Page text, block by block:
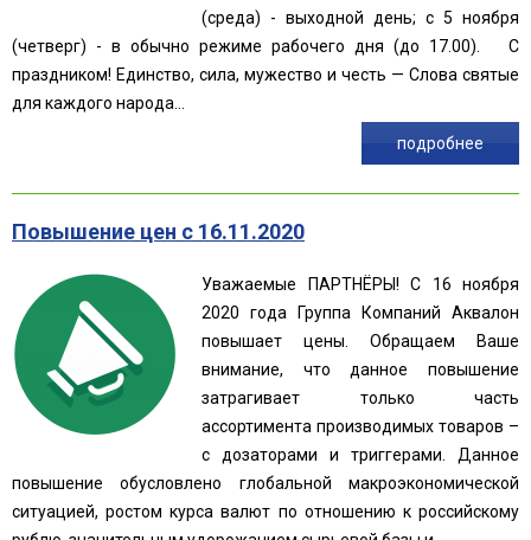
(среда) - выходной день; с 5 ноября
(четверг) - в обычно режиме рабочего дня (до 17.00). С
праздником! Единство, сила, мужество и честь — Слова святые
для каждого народа...
подробнее
Повышение цен с 16.11.2020
Уважаемые ПАРТНЁРЫ! С 16 ноября
2020 года Группа Компаний Аквалон
повышает цены. Обращаем Ваше
внимание, что данное повышение
затрагивает только часть
ассортимента производимых товаров –
с дозаторами и триггерами. Данное
повышение обусловлено глобальной макроэкономической
ситуацией, ростом курса валют по отношению к российскому